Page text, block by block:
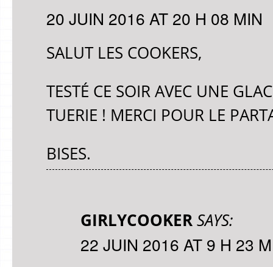
20 JUIN 2016 AT 20 H 08 MIN
SALUT LES COOKERS,
TESTÉ CE SOIR AVEC UNE
TUERIE ! MERCI POUR LE
BISES.
GIRLYCOOKERSAYS:
22 JUIN 2016 AT 9 H 23